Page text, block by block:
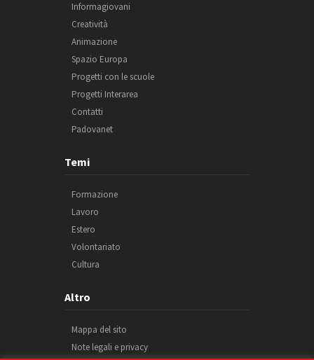
Informagiovani
Creatività
Animazione
Spazio Europa
Progetti con le scuole
Progetti Interarea
Contatti
Padovanet
Temi
Formazione
Lavoro
Estero
Volontariato
Cultura
Altro
Mappa del sito
Note legali e privacy